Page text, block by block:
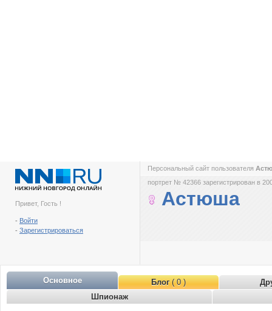
Привет, Гость !
- Войти
- Зарегистрироваться
Персональный сайт пользователя
портрет № 42366 зарегистрирован в
Астюша
Основное Блог( 0 )
Шпионаж